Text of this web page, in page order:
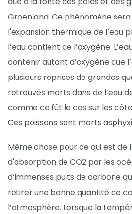
Groenland. Ce phénomène
l'expansion thermique de l’eau
l’eau contient de l’oxygène.
contenir autant d’oxygène que
plusieurs reprises de grandes
retrouvés morts dans de l’eau
comme ce fût le cas sur les
Ces poissons sont morts
Même chose pour ce qui est de
d'absorption de CO2 par les
d’immenses puits de carbone
retirer une bonne quantité de
l’atmosphère. Lorsque la